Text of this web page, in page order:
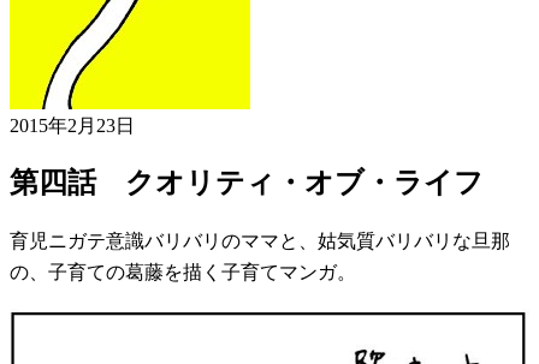
2015年2月23日
第四話 クオリティ・オブ・ライフ
育児ニガテ意識バリバリのママと、姑気質バリバリな旦那
の、子育ての葛藤を描く子育てマンガ。